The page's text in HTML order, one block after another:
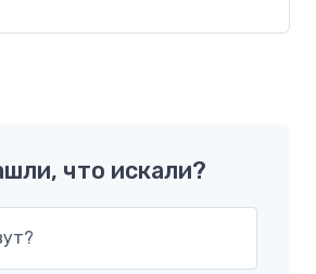
что искали?